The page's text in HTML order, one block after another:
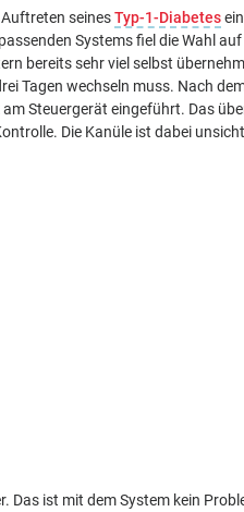
seinesTyp-1-Diabetes
Systems fiel die Wahl
bereits sehr viel selbst
Tagen wechseln muss. Nach
Steuergerät eingeführt. Das
Die Kanüle ist dabei
Das ist mit dem System kein